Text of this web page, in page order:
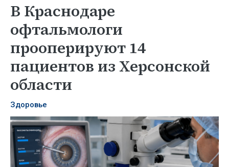
В Краснодаре
офтальмологи
прооперируют 14
пациентов из Херсонской
области
Здоровье